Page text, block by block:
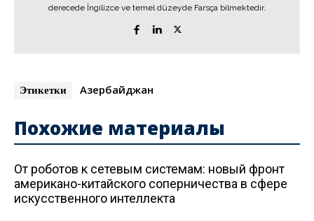
derecede İngilizce ve temel düzeyde Farsça bilmektedir.
Этикетки Азербайджан
Похожие материалы
От роботов к сетевым системам: новый фронт
американо-китайского соперничества в сфере
искусственного интеллекта